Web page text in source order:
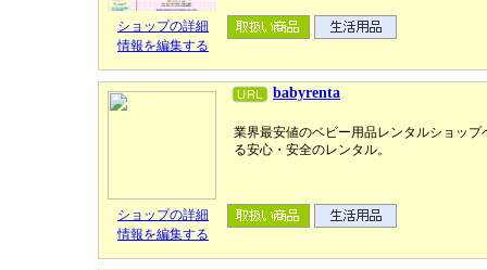
ショップの詳細
情報を編集する
babyrenta
業界最安値のベビー用品レンタルショッ
る安心・安全のレンタル。
ショップの詳細
情報を編集する